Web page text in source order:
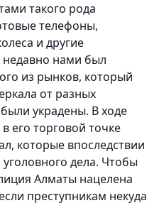
такого рода
телефоны,
и другие
нами был
из рынков, который
от разных
украдены. В ходе
его торговой точке
которые впоследствии
дела. Чтобы
Алматы нацелена
преступникам некуда